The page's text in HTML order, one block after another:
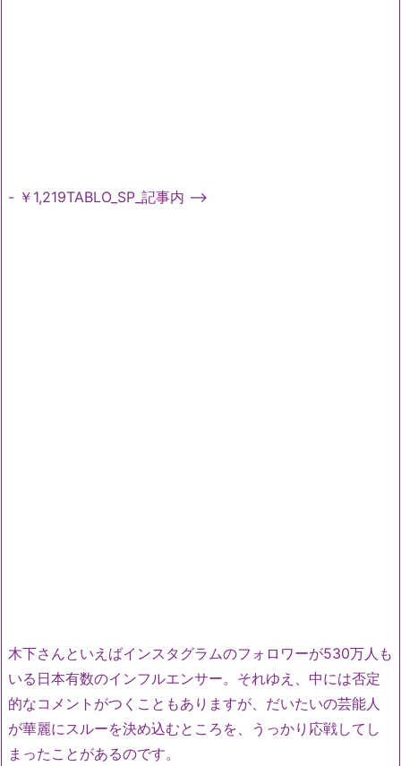
- ￥1,219TABLO_SP_記事内 -->
木下さんといえばインスタグラムのフォロワーが530万人も
いる日本有数のインフルエンサー。それゆえ、中には否定
的なコメントがつくこともありますが、だいたいの芸能人
が華麗にスルーを決め込むところを、うっかり応戦してし
まったことがあるのです。